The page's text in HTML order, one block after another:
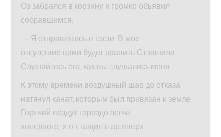
Оз забрался в корзину и громко объявил
собравшимся:
— Я отправляюсь в гости. В мое
отсутствие вами будет править Страшила.
Слушайтесь его, как вы слушались меня.
К этому времени воздушный шар до отказа
натянул канат, которым был привязан к земле.
Горячий воздух гораздо легче
холодного, и он тащил шар вверх.